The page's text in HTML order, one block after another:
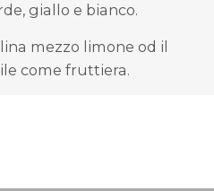
giallo e bianco.
mezzo limone od il
come fruttiera.